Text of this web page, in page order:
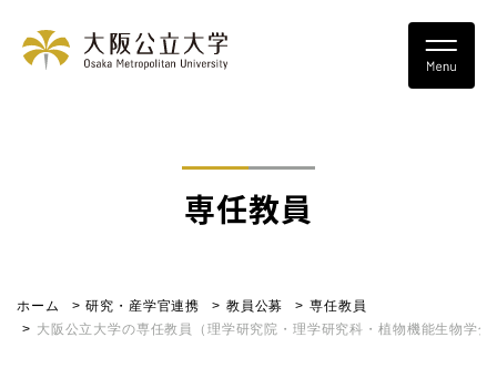
専任教員
ホーム 研究・産学官連携 教員公募
専任教員
大阪公立大学の専任教員（理学研究院・理学研究科・植物機能生物学分